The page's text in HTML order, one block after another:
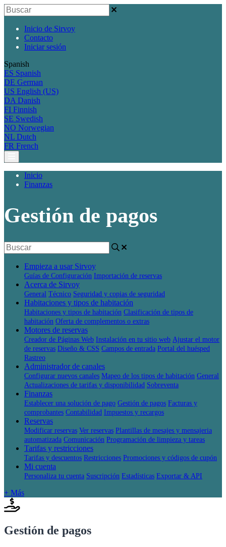
Inicio de Sirvoy
Contacto
Iniciar sesión
Spanish
ES Spanish
DE German
US English (US)
DA Danish
FI Finnish
SE Swedish
NO Norwegian
NL Dutch
FR French
Inicio
Finanzas
Gestión de pagos
Empieza a usar Sirvoy
Guías de Configuración Importación de reservas
Acerca de Sirvoy
General Técnico Seguridad y copias de seguridad
Habitaciones y tipos de habitación
Habitaciones y tipos de habitación Clasificación de tipos de
habitación Oferta de complementos o extras
Motores de reservas
Creador de Páginas Web Instalación en tu sitio web Ajustar el motor
de reservas Diseño & CSS Campos de entrada Portal del huésped
Rastreo
Administrador de canales
Configurar nuevos canales Mapeo de los tipos de habitación General
Actualizaciones de tarifas y disponibilidad Sobreventa
Finanzas
Establecer una solución de pago Gestión de pagos Facturas y
comprobantes Contabilidad Impuestos y recargos
Reservas
Modificar reservas Ver reservas Plantillas de mesajes y mensajeria
automatizada Comunicación Programación de limpieza y tareas
Tarifas y restricciones
Tarifas y descuentos Restricciones Promociones y códigos de cupón
Mi cuenta
Personaliza tu cuenta Suscripción Estadísticas Exportar & API
+ Más
Gestión de pagos